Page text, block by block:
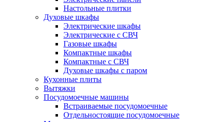
Настольные плитки
Духовые шкафы
Электрические шкафы
Электрические с СВЧ
Газовые шкафы
Компактные шкафы
Компактные с СВЧ
Духовые шкафы с паром
Кухонные плиты
Вытяжки
Посудомоечные машины
Встраиваемые посудомоечные
Отдельностоящие посудомоечные